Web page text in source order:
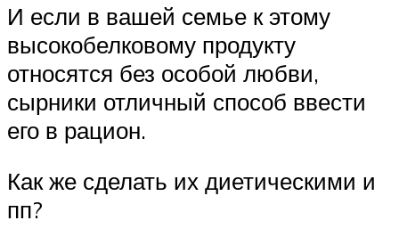
И если в вашей семье к этому
высокобелковому продукту
относятся без особой любви,
сырники отличный способ ввести
его в рацион.
Как же сделать их диетическими и
пп?